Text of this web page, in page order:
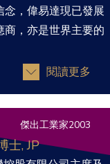
，偉易達現已發展
，亦是世界主要的
閱讀更多
傑出工業家2003
士, JP